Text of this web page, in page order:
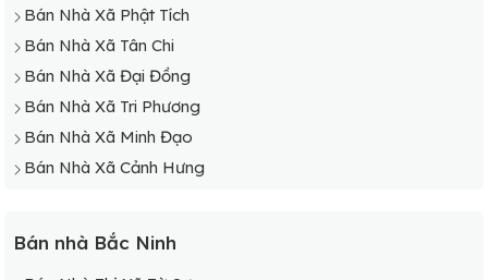
Bán Nhà Xã Phật Tích
Bán Nhà Xã Tân Chi
Bán Nhà Xã Đại Đồng
Bán Nhà Xã Tri Phương
Bán Nhà Xã Minh Đạo
Bán Nhà Xã Cảnh Hưng
Bán nhà Bắc Ninh